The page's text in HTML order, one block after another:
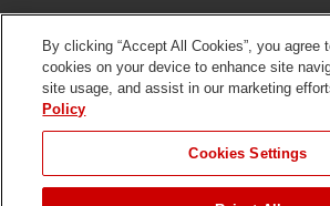
Carrières
Connectez-vous avec
By clicking “Accept All Cookies”, you agree
cookies on your device to enhance site
site usage, and assist in our marketing
Policy
Cookies Settings